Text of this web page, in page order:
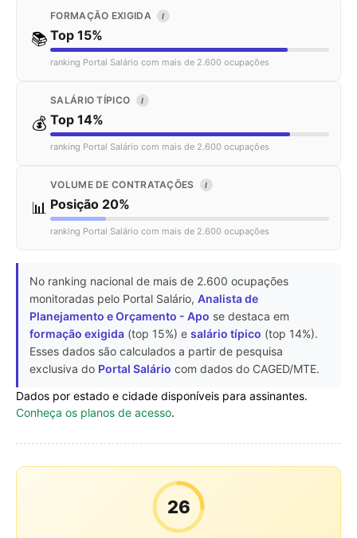
📚
FORMAÇÃO EXIGIDA I
Top 15%
ranking Portal Salário com mais de 2.600 ocupações
💰
SALÁRIO TÍPICO I
Top 14%
ranking Portal Salário com mais de 2.600 ocupações
📊
VOLUME DE CONTRATAÇÕES I
Posição 20%
ranking Portal Salário com mais de 2.600 ocupações
No ranking nacional de mais de 2.600 ocupações
monitoradas pelo Portal Salário, Analista de
Planejamento e Orçamento - Apo se destaca em
formação exigida (top 15%) e salário típico (top 14%).
Esses dados são calculados a partir de pesquisa
exclusiva do Portal Salário com dados do CAGED/MTE.
Dados por estado e cidade disponíveis para assinantes.
Conheça os planos de acesso.
26